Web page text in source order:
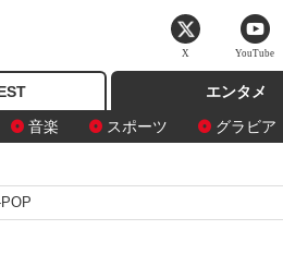
エンタメ
音楽 スポーツ グラビア
X YouTube